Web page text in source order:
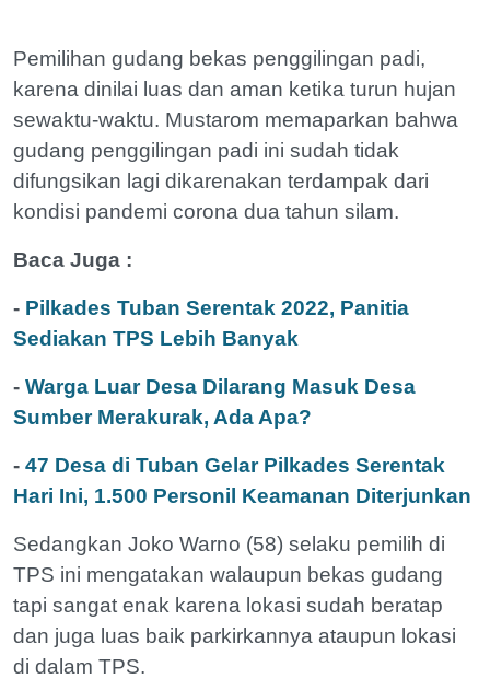
Pemilihan gudang bekas penggilingan padi,
karena dinilai luas dan aman ketika turun hujan
sewaktu-waktu. Mustarom memaparkan bahwa
gudang penggilingan padi ini sudah tidak
difungsikan lagi dikarenakan terdampak dari
kondisi pandemi corona dua tahun silam.
Baca Juga :
- Pilkades Tuban Serentak 2022, Panitia
Sediakan TPS Lebih Banyak
- Warga Luar Desa Dilarang Masuk Desa
Sumber Merakurak, Ada Apa?
- 47 Desa di Tuban Gelar Pilkades Serentak
Hari Ini, 1.500 Personil Keamanan Diterjunkan
Sedangkan Joko Warno (58) selaku pemilih di
TPS ini mengatakan walaupun bekas gudang
tapi sangat enak karena lokasi sudah beratap
dan juga luas baik parkirkannya ataupun lokasi
di dalam TPS.